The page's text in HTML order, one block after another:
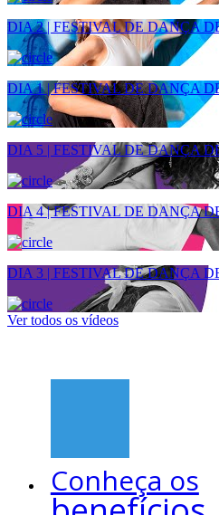
DIA 2 | FESTIVAL DE DANÇA
DIA 1 | FESTIVAL DE DANÇA
DIA 5 | FESTIVAL DE DANÇA
DIA 4 | FESTIVAL DE DANÇA
DIA 3 | FESTIVAL DE DANÇA
Ver todos os vídeos
Conheça os